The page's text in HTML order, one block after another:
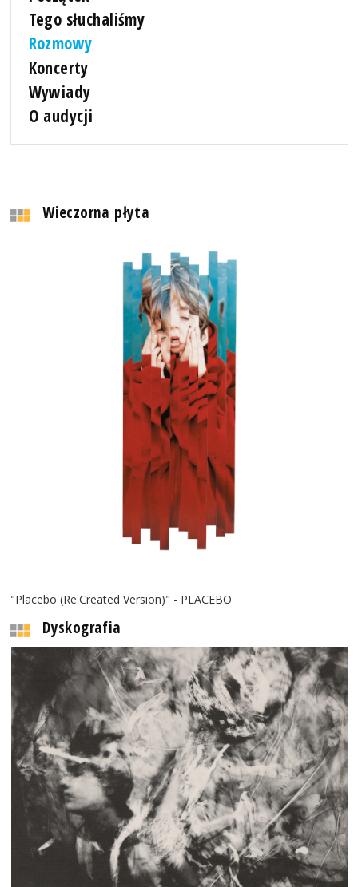
Tego słuchaliśmy
Rozmowy
Koncerty
Wywiady
O audycji
Wieczorna płyta
"Placebo (Re:Created Version)" - PLACEBO
Dyskografia